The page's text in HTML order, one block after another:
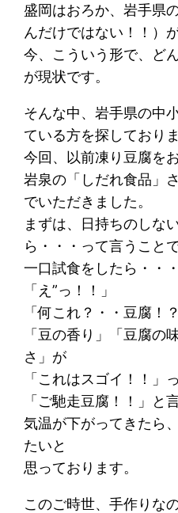
盛岡はおろか、岩手県
んだけではない！！）が
今、こういう形で、ど
が現状です。
そんな中、岩手県の中
ている方を探しており
今回、以前凍り豆腐を
岩泉の「しだれ食品」
でいただきました。
まずは、日持ちのしな
ら・・・って言うことで
一口試食をしたら・・・
「え”っ！！」
「何これ？・・豆腐！？
「豆の香り」「豆腐の
さ」が
「これはスゴイ！！」
「ご馳走豆腐！！」と
気温が下がってきたら
たいと
思っております。
このご時世、手作りな